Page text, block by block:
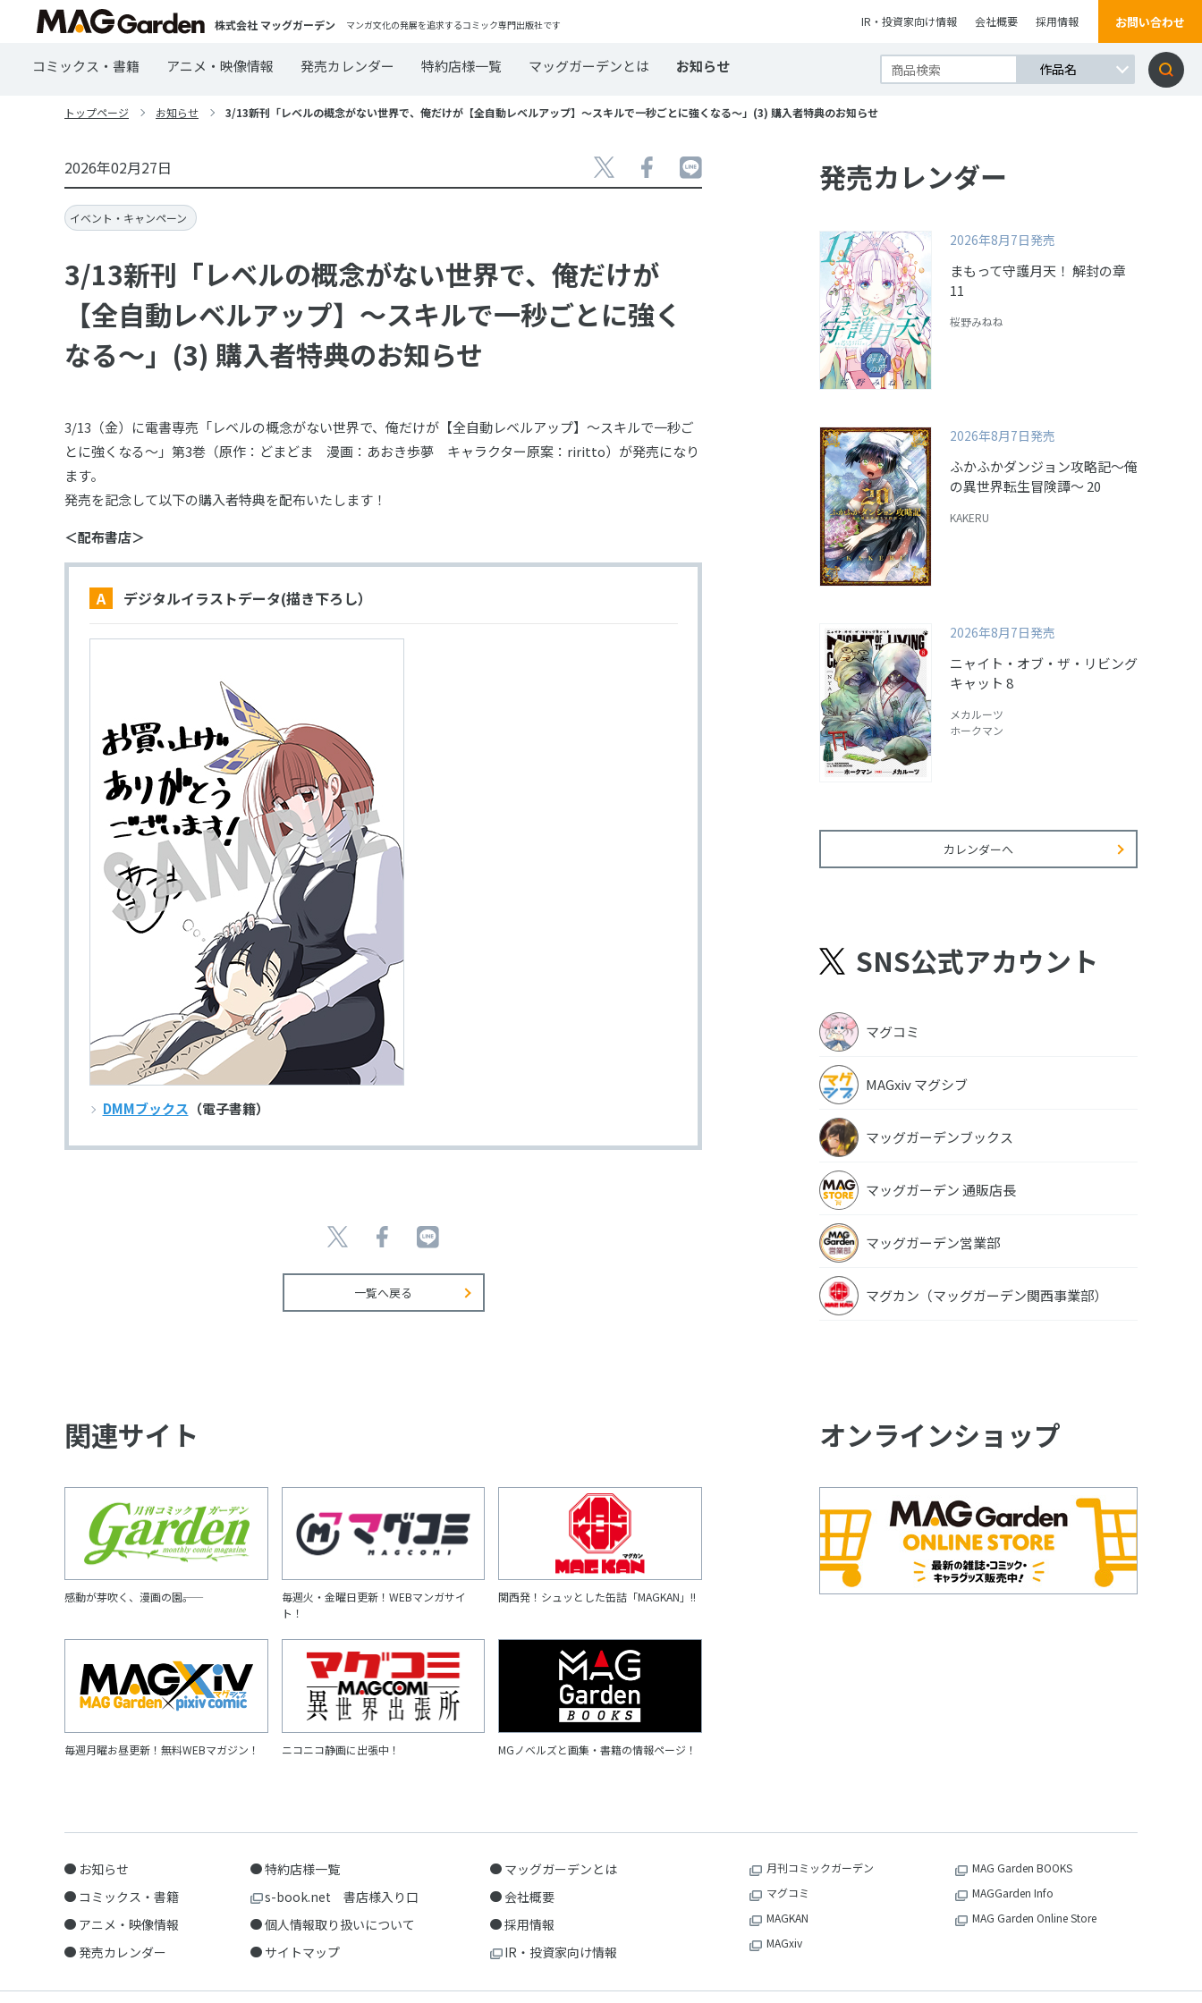
株式会社 マッグガーデン マンガ文化の発展を追求するコミック専門出版社です IR・投資家向け情報 会社概要 採用情報 お問い合わせ
コミックス・書籍 アニメ・映像情報 発売カレンダー 特約店様一覧 マッグガーデンとは お知らせ
トップページ お知らせ 3/13新刊「レベルの概念がない世界で、俺だけが【全自動レベルアップ】～スキルで一秒ごとに強くなる～」(3) 購入者特典のお知らせ
2026年02月27日
イベント・キャンペーン
3/13新刊「レベルの概念がない世界で、俺だけが
【全自動レベルアップ】～スキルで一秒ごとに強く
なる～」(3) 購入者特典のお知らせ
3/13（金）に電書専売「レベルの概念がない世界で、俺だけが【全自動レベルアップ】～スキルで一秒ご
とに強くなる～」第3巻（原作：どまどま 漫画：あおき歩夢 キャラクター原案：riritto）が発売になり
ます。
発売を記念して以下の購入者特典を配布いたします！
＜配布書店＞
A デジタルイラストデータ(描き下ろし）
DMMブックス （電子書籍）
一覧へ戻る
発売カレンダー
2026年8月7日発売
まもって守護月天！ 解封の章
11
桜野みねね
2026年8月7日発売
ふかふかダンジョン攻略記～俺
の異世界転生冒険譚～ 20
KAKERU
2026年8月7日発売
ニャイト・オブ・ザ・リビング
キャット 8
メカルーツ
ホークマン
カレンダーへ
SNS公式アカウント
マグコミ
MAGxiv マグシブ
マッグガーデンブックス
マッグガーデン 通販店長
マッグガーデン営業部
マグカン（マッグガーデン関西事業部）
関連サイト
感動が芽吹く、漫画の園――。
毎週火・金曜日更新！WEBマンガサイ
ト！
関西発！シュッとした缶詰「MAGKAN」!!
毎週月曜お昼更新！無料WEBマガジン！ ニコニコ静画に出張中！ MGノベルズと画集・書籍の情報ページ！
オンラインショップ
お知らせ
コミックス・書籍
アニメ・映像情報
発売カレンダー
特約店様一覧
s-book.net 書店様入り口
個人情報取り扱いについて
サイトマップ
マッグガーデンとは
会社概要
採用情報
IR・投資家向け情報
月刊コミックガーデン
マグコミ
MAGKAN
MAGxiv
MAG Garden BOOKS
MAGGarden Info
MAG Garden Online Store